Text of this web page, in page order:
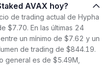
AVAX hoy?
de trading actual de Hypha
$7.70. En las últimas 24
un mínimo de $7.62 y un
de trading de $844.19.
general es de $5.49M,